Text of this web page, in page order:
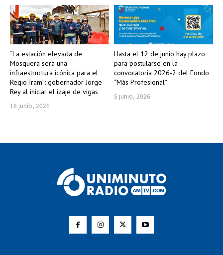
“La estación elevada de
Mosquera será una
infraestructura icónica para el
RegioTram”: gobernador Jorge
Rey al iniciar el izaje de vigas
18 junio, 2026
Hasta el 12 de junio hay plazo
para postularse en la
convocatoria 2026-2 del Fondo
“Más Profesional”
5 junio, 2026